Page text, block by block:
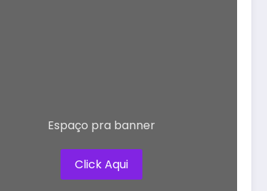
Espaço pra banner
Click Aqui